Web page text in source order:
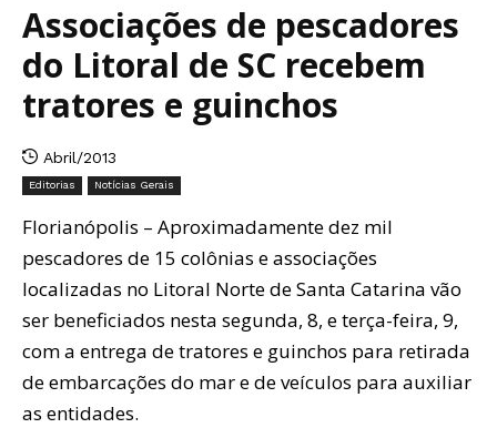
Associações de pescadores
do Litoral de SC recebem
tratores e guinchos
Abril/2013
Editorias Notícias Gerais
Florianópolis – Aproximadamente dez mil
pescadores de 15 colônias e associações
localizadas no Litoral Norte de Santa Catarina vão
ser beneficiados nesta segunda, 8, e terça-feira, 9,
com a entrega de tratores e guinchos para retirada
de embarcações do mar e de veículos para auxiliar
as entidades.